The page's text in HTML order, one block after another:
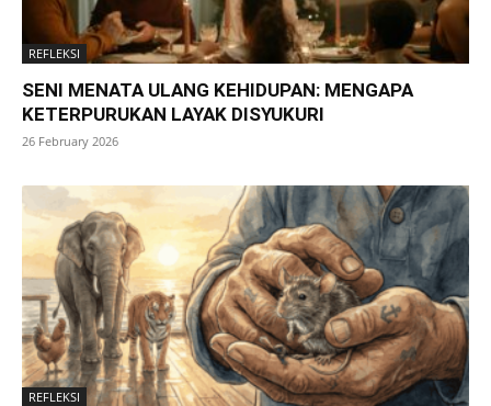
REFLEKSI
SENI MENATA ULANG KEHIDUPAN: MENGAPA
KETERPURUKAN LAYAK DISYUKURI
26 February 2026
REFLEKSI